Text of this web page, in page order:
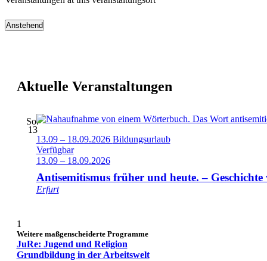
Anstehend
Aktuelle Veranstaltungen
So.
13
13.09 – 18.09.2026 Bildungsurlaub
Verfügbar
13.09 – 18.09.2026
Antisemitismus früher und heute. – Geschichte
Erfurt
1
Weitere maßgenscheiderte Programme
JuRe: Jugend und Religion
Grundbildung in der Arbeitswelt